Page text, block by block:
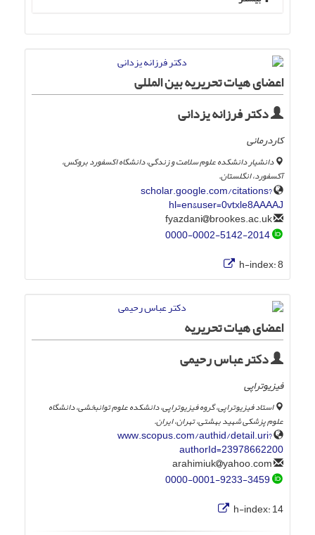
اعضای هیات تحریریه بین المللی
دکتر فرزانه یزدانی
کاردرمانی
دانشیار دانشکده علوم سلامت و زندگی، دانشگاه اکسفورد بروکس،
آکسفورد، انگلستان.
scholar.google.com/citations?
hl=en&user=0vtxle8AAAAJ
brookes.ac.uk
0000-0002-5142-2014
h-index:8
اعضای هیات تحریریه
دکتر عباس رحیمی
فیزیوتراپی
استاد فیزیوتراپی، گروه فیزیوتراپی، دانشکده علوم توانبخشی، دانشگاه
علوم پزشکی شهید بهشتی، تهران، ایران.
www.scopus.com/authid/detail.uri?
authorId=23978662200
yahoo.com
0000-0001-9233-3459
h-index:14